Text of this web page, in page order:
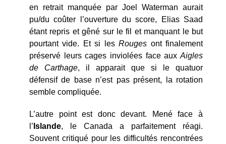
en retrait manquée par Joel Waterman aurait
pu/du coûter l’ouverture du score, Elias Saad
étant repris et gêné sur le fil et manquant le but
pourtant vide. Et si lesRouges ont finalement
préservé leurs cages inviolées face aux Aigles
de Carthage, il apparait que si le quatuor
défensif de base n’est pas présent, la rotation
semble compliquée.
L’autre point est donc devant. Mené face à
l’ Islande, le Canada a parfaitement réagi.
Souvent critiqué pour les difficultés rencontrées